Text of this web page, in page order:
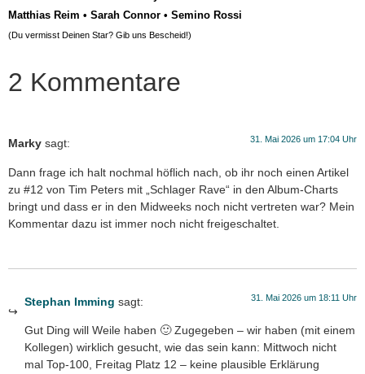
Matthias Reim • Sarah Connor • Semino Rossi
(Du vermisst Deinen Star? Gib uns Bescheid!)
2 Kommentare
Marky sagt: 31. Mai 2026 um 17:04 Uhr
Dann frage ich halt nochmal höflich nach, ob ihr noch einen Artikel
zu #12 von Tim Peters mit „Schlager Rave“ in den Album-Charts
bringt und dass er in den Midweeks noch nicht vertreten war? Mein
Kommentar dazu ist immer noch nicht freigeschaltet.
Stephan Imming sagt: 31. Mai 2026 um 18:11 Uhr
Gut Ding will Weile haben 🙂 Zugegeben – wir haben (mit einem
Kollegen) wirklich gesucht, wie das sein kann: Mittwoch nicht
mal Top-100, Freitag Platz 12 – keine plausible Erklärung